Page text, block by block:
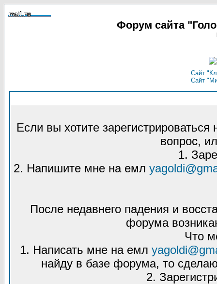
Форум сайта
Сайт
Сайт
Если вы хотите
вопрос,
1.
2. Напишите мне на емл
После недавнего падения и
форума
Что
1. Написать мне на емл
найду в базе форума, то
2.